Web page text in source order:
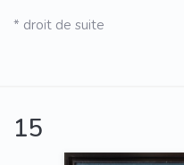
* droit de suite
15